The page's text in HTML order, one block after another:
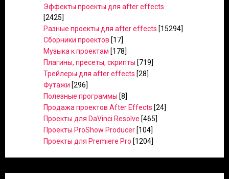
Эффекты проекты для after effects
[2425]
Разные проекты для after effects [15294]
Сборники проектов [17]
Музыка к проектам [178]
Плагины, пресеты, скрипты [719]
Трейлеры для after effects [28]
Футажи [296]
Полезные программы [8]
Продажа проектов After Effects [24]
Проекты для DaVinci Resolve [465]
Проекты ProShow Producer [104]
Проекты для Premiere Pro [1204]